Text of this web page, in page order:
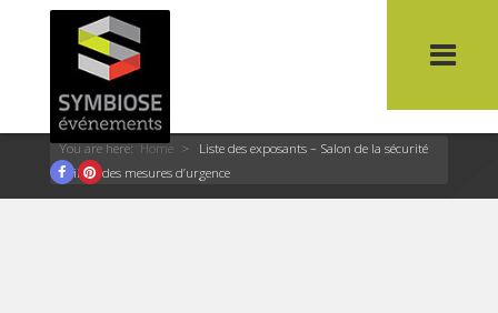
Facebook
Pinterest
Liste des exposants – Salon de la
sécurité civile et des mesures
d’urgence
You are here: Home >
Liste des exposants – Salon de la sécurité
civile et des mesures d’urgence